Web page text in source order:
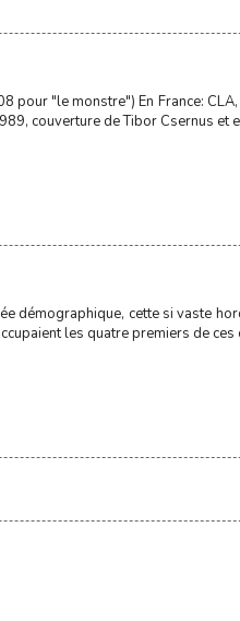
"le monstre") En France:
couverture de Tibor Csernus et
démographique, cette si vaste
les quatre premiers de